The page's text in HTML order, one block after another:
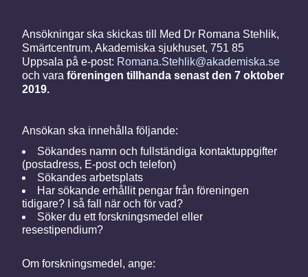
Ansökningar ska skickas till Med Dr Romana Stehlik,
Smärtcentrum, Akademiska sjukhuset, 751 85
Uppsala på e-post: Romana.Stehlik@akademiska.se
och vara föreningen tillhanda senast den 7 oktober
2019.
Ansökan ska innehålla följande:
Sökandes namn och fullständiga kontaktuppgifter
(postadress, E-post och telefon)
Sökandes arbetsplats
Har sökande erhållit pengar från föreningen
tidigare? I så fall när och för vad?
Söker du ett forskningsmedel eller
resestipendium?
Om forskningsmedel, ange: